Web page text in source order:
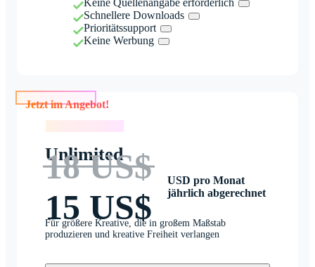
Keine Quellenangabe erforderlich
Schnellere Downloads
Prioritätssupport
Keine Werbung
Jetzt im Angebot!
Unlimited
18 US$
15 US$
USD pro Monat
jährlich abgerechnet
Für größere Kreative, die in großem Maßstab
produzieren und kreative Freiheit verlangen